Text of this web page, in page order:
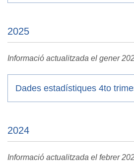
2025
Informació actualitzada el gener
Dades estadístiques 4to
2024
Informació actualitzada el febrer